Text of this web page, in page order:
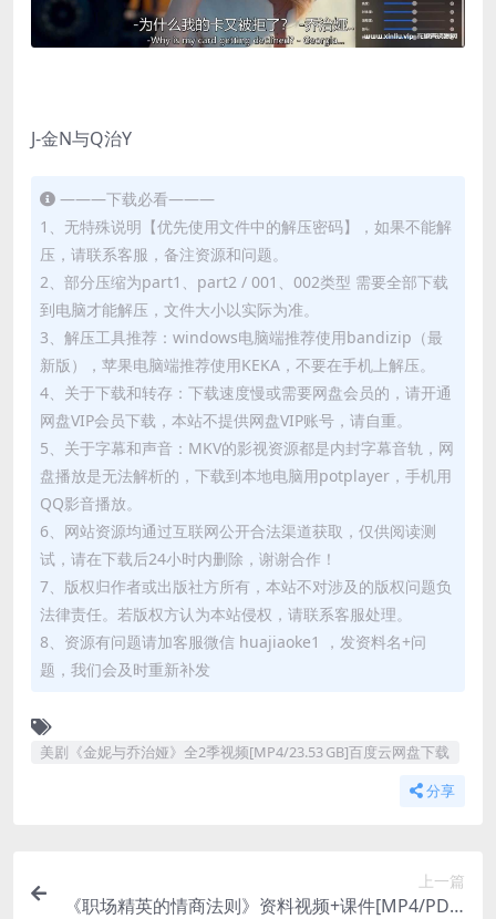
J-金N与Q治Y
———下载必看———
1、无特殊说明【优先使用文件中的解压密码】，如果不能解
压，请联系客服，备注资源和问题。
2、部分压缩为part1、part2 / 001、002类型 需要全部下载
到电脑才能解压，文件大小以实际为准。
3、解压工具推荐：windows电脑端推荐使用bandizip（最
新版），苹果电脑端推荐使用KEKA，不要在手机上解压。
4、关于下载和转存：下载速度慢或需要网盘会员的，请开通
网盘VIP会员下载，本站不提供网盘VIP账号，请自重。
5、关于字幕和声音：MKV的影视资源都是内封字幕音轨，网
盘播放是无法解析的，下载到本地电脑用potplayer，手机用
QQ影音播放。
6、网站资源均通过互联网公开合法渠道获取，仅供阅读测
试，请在下载后24小时内删除，谢谢合作！
7、版权归作者或出版社方所有，本站不对涉及的版权问题负
法律责任。若版权方认为本站侵权，请联系客服处理。
8、资源有问题请加客服微信 huajiaoke1 ，发资料名+问
题，我们会及时重新补发
美剧《金妮与乔治娅》全2季视频[MP4/23.53 GB]百度云网盘下载
分享
上一篇
《职场精英的情商法则》资料视频+课件[MP4/PDF/